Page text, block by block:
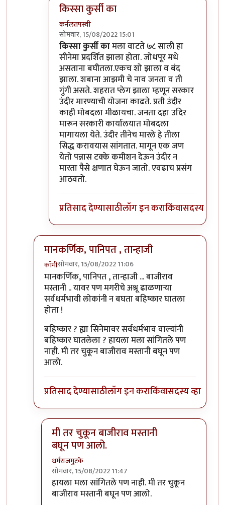
किस्सा कुर्सी का
कर्नलतपस्वी
सोमवार, 15/08/2022 15:01
In reply toहो ना आणि आँधी वर बंदी आणली
किस्सा कुर्सी कामला वाटते ७८ साली हा
सीनेमा प्रदर्शित झाला होता. जोधपूर मधे
असताना बघीतला.एकच शो झाला व बंद
झाला. शबाना आझमी चे नाव जनता व ती
गुंगी असते. शहरात प्लेग झाला म्हणून सरकार
उंदीर मारण्याची योजना काढते. प्रती उंदीर
काही मोबदला मीळायचा. जनता दहा उदिर
मारून सरकारी कार्यालयात मोबदला
मागायला येते. उंदीर तीनेच मारले हे तीला
सिद्ध करावयास सांगतात. मागून एक जण
येतो पन्नास टक्के कमीशन देऊन उंदीर न
मारता पैसे क्षणात घेऊन जातो. एवढाच प्रसंग
आठवतो.
प्रतिसाद देण्यासाठीलॉग इन कराकिंवासदस्य व्हा
मानकर्णिक, पानिपत , तान्हाजी
कॉमीसोमवार, 15/08/2022 11:06
In reply toआजकाल न बघताbyचौकस२१२
मानकर्णिक, पानिपत , तान्हाजी ... बाजीराव
मस्तानी .. यावर पण मगरीचे अश्रू ढाळणाऱ्या
सर्वधर्मभावी लोकांनी न बघता बहिष्कार घातला
होता !
बहिष्कार ? ह्या सिनेमावर सर्वधर्मभाव वाल्यांनी
बहिष्कार घातलेला ? हायला मला सांगितले पण
नाही. मी तर चुकून बाजीराव मस्तानी बघून पण
आलो.
प्रतिसाद देण्यासाठीलॉग इन कराकिंवासदस्य व्हा
मी तर चुकून बाजीराव मस्तानी
बघून पण आलो.
धर्मराजमुटके
सोमवार, 15/08/2022 11:47
In reply toमानकर्णिक, पानिपत , तान्हाजी
हायला मला सांगितले पण नाही. मी तर चुकून
बाजीराव मस्तानी बघून पण आलो.